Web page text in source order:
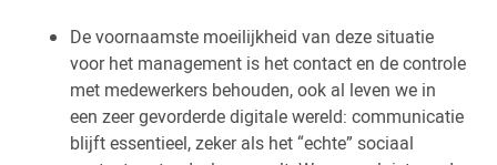
De voornaamste moeilijkheid van deze situatie
voor het management is het contact en de controle
met medewerkers behouden, ook al leven we in
een zeer gevorderde digitale wereld: communicatie
blijft essentieel, zeker als het “echte” sociaal